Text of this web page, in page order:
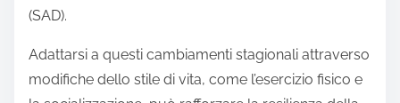
(SAD).
Adattarsi a questi cambiamenti stagionali attraverso
modifiche dello stile di vita, come l’esercizio fisico e